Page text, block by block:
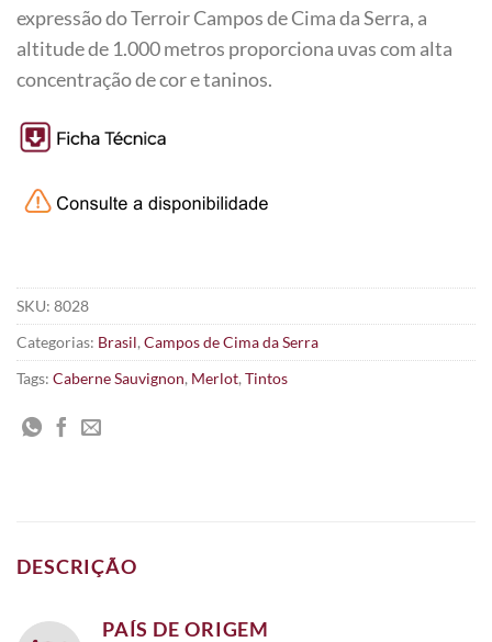
expressão do Terroir Campos de Cima da Serra, a
altitude de 1.000 metros proporciona uvas com alta
concentração de cor e taninos.
SKU: 8028
Categorias: Brasil, Campos de Cima da Serra
Tags: Caberne Sauvignon, Merlot, Tintos
DESCRIÇÃO
PAÍS DE ORIGEM